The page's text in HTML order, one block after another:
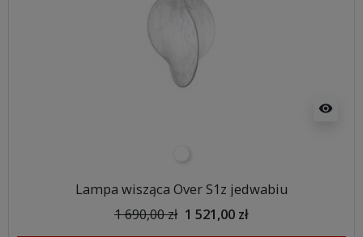
visibility
Lampa wisząca Over S1z jedwabiu
1 690,00 zł 1 521,00 zł